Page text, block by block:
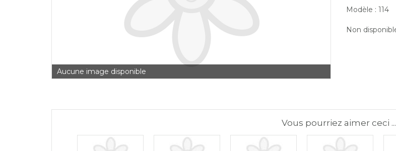
Aucune image disponible
Modèle : 114
Non
Vous pourriez aimer ceci ...